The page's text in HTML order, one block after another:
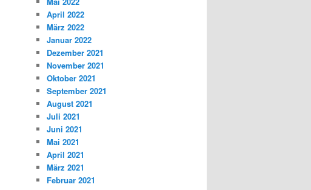
April 2022
März 2022
Januar 2022
Dezember 2021
November 2021
Oktober 2021
September 2021
August 2021
Juli 2021
Juni 2021
Mai 2021
April 2021
März 2021
Februar 2021